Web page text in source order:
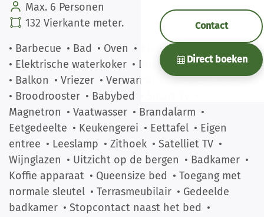
Contact
Direct boeken
Max. 6 Personen
132 Vierkante meter.
• Barbecue • Bad • Oven • Kledingkast
• Elektrische waterkoker • Douche
• Wasmachine
• Balkon • Vriezer • Verwarming • Keuken • Terras
• Broodrooster • Babybed
Magnetron • Vaatwasser • Brandalarm •
Eetgedeelte • Keukengerei • Eettafel • Eigen
entree • Leeslamp • Zithoek • Satelliet TV •
Wijnglazen • Uitzicht op de bergen • Badkamer •
Koffie apparaat • Queensize bed • Toegang met
normale sleutel • Terrasmeubilair • Gedeelde
badkamer • Stopcontact naast het bed •